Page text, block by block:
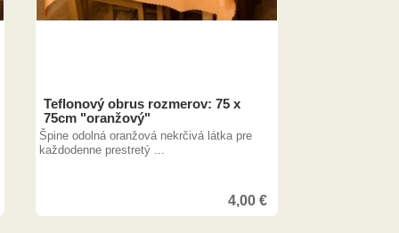
Teflonový obrus rozmerov: 75 x
75cm "oranžový"
Špine odolná oranžová nekrčivá látka pre
každodenne prestretý ...
4,00€